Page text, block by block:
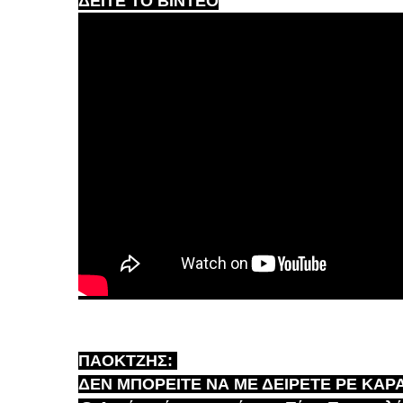
ΠΑΟΚΤΖΗΣ:
ΔΕΝ ΜΠΟΡΕΙΤΕ ΝΑ ΜΕ ΔΕΙΡΕΤΕ ΡΕ